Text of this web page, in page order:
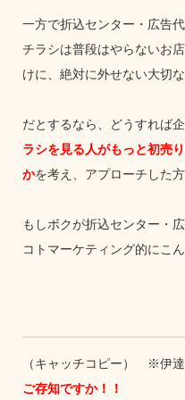
一方で折込センター・広告
チラシは普段はやらないお
けに、絶対に外せない大切
だとするなら、どうすれば
ラシを見る人がもっと初売
かを考え、アプローチした
もしボクが折込センター・
コトマーケティング的にこ
（キャッチコピー） ※伊
ご存知ですか！！